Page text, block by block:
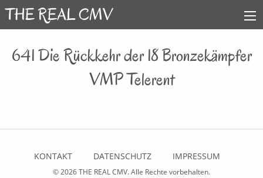
641 Die Rückkehr der 18 Bronzekämpfer
VMP Telerent
KONTAKT DATENSCHUTZ IMPRESSUM
© 2026THE REAL CMV. Alle Rechte vorbehalten.